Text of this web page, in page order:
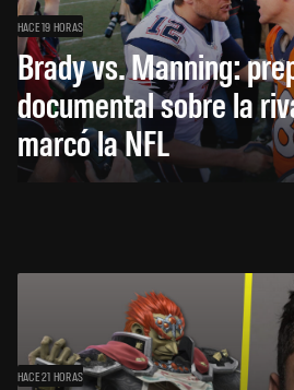
HACE 19 HORAS
Brady vs. Manning:
documental sobre la
marcó la NFL
HACE 21 HORAS